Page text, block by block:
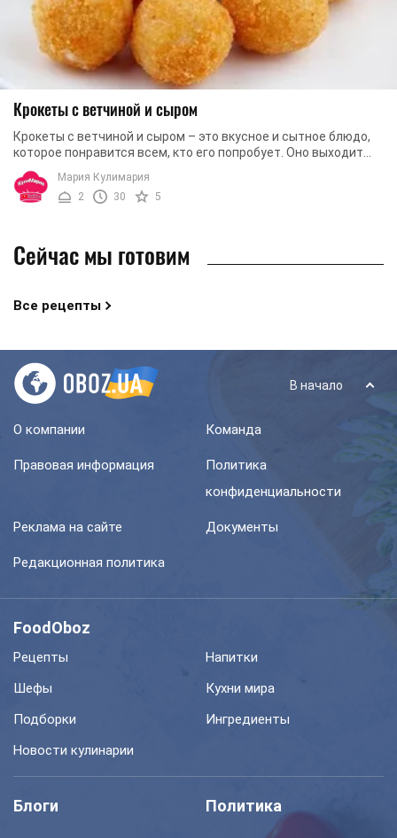
Крокеты с ветчиной и сыром
Крокеты с ветчиной и сыром – это вкусное и сытное блюдо,
которое понравится всем, кто его попробует. Оно выходит
очень аппетитным и ароматным. ...
Мария Кулимария
2
30 5
Сейчас мы готовим
Все рецепты
В начало
О компании Команда
Правовая информация
Политика
конфиденциальности
Реклама на сайте Документы
Редакционная политика
FoodOboz
Рецепты
Напитки
Шефы
Кухни мира
Подборки
Ингредиенты
Новости кулинарии
Блоги Политика